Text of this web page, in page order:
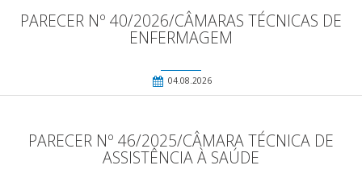
PARECER Nº 40/2026/CÂMARAS TÉCNICAS DE
ENFERMAGEM
04.08.2026
PARECER Nº 46/2025/CÂMARA TÉCNICA DE
ASSISTÊNCIA À SAÚDE